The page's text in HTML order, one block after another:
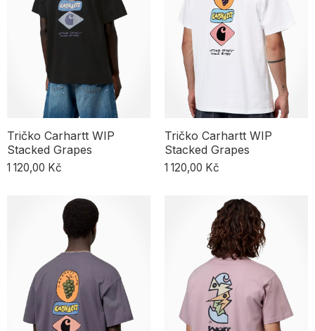
Tričko Carhartt WIP
Stacked Grapes
1 120,00 Kč
Tričko Carhartt WIP
Stacked Grapes
1 120,00 Kč